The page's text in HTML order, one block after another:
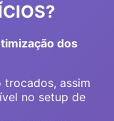
dos
trocados, assim
no setup de